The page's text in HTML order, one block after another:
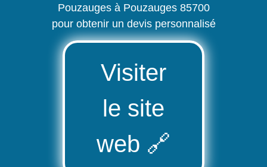
Pouzauges à Pouzauges 85700
pour obtenir un devis personnalisé
Visiter
le site
web 🔗